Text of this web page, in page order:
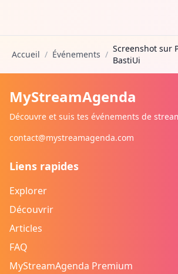
Accueil / Événements /
Screenshot sur
BastiUi
MyStreamAgenda
Découvre et suis tes événements de
contact@mystreamagenda.com
Liens rapides
Explorer
Découvrir
Articles
FAQ
MyStreamAgenda Premium